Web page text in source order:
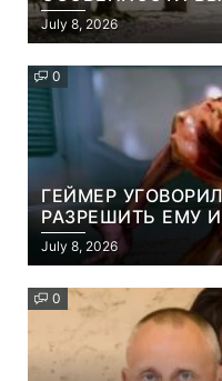
ПАРКИ И
July 8, 2026
0
ГЕЙМЕР
РАЗРЕШИТЬ ЕМУ
ЧТО ЭТО
УБИЙСТВО
July 8, 2026
0